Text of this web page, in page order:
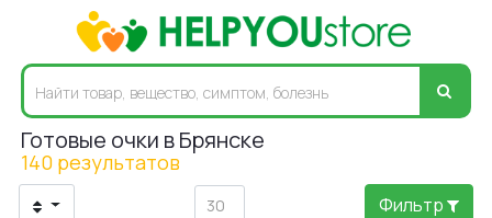
Готовые очки в Брянске
140 результатов
Фильтр